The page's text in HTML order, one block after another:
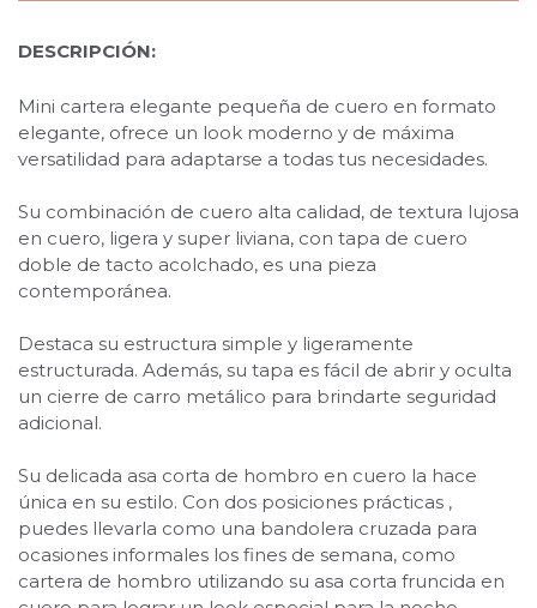
DESCRIPCIÓN:
Mini cartera elegante pequeña de cuero en formato
elegante, ofrece un look moderno y de máxima
versatilidad para adaptarse a todas tus necesidades.
Su combinación de cuero alta calidad, de textura lujosa
en cuero, ligera y super liviana, con tapa de cuero
doble de tacto acolchado, es una pieza
contemporánea.
Destaca su estructura simple y ligeramente
estructurada. Además, su tapa es fácil de abrir y oculta
un cierre de carro metálico para brindarte seguridad
adicional.
Su delicada asa corta de hombro en cuero la hace
única en su estilo. Con dos posiciones prácticas ,
puedes llevarla como una bandolera cruzada para
ocasiones informales los fines de semana, como
cartera de hombro utilizando su asa corta fruncida en